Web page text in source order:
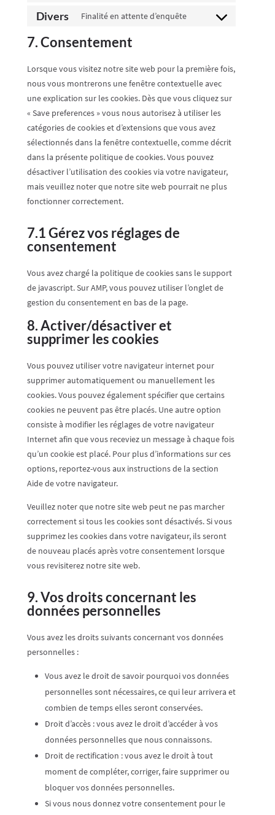
(elegant-
Divers Finalité en attente d’enquête
Consent
divers
7. Consentement
Lorsque vous visitez notre site web pour la première fois,
nous vous montrerons une fenêtre contextuelle avec
une explication sur les cookies. Dès que vous cliquez sur
« Save preferences » vous nous autorisez à utiliser les
catégories de cookies et d’extensions que vous avez
sélectionnés dans la fenêtre contextuelle, comme décrit
dans la présente politique de cookies. Vous pouvez
désactiver l’utilisation des cookies via votre navigateur,
mais veuillez noter que notre site web pourrait ne plus
fonctionner correctement.
7.1 Gérez vos réglages de
consentement
Vous avez chargé la politique de cookies sans le support
de javascript. Sur AMP, vous pouvez utiliser l’onglet de
gestion du consentement en bas de la page.
8. Activer/désactiver et
supprimer les cookies
Vous pouvez utiliser votre navigateur internet pour
supprimer automatiquement ou manuellement les
cookies. Vous pouvez également spécifier que certains
cookies ne peuvent pas être placés. Une autre option
consiste à modifier les réglages de votre navigateur
Internet afin que vous receviez un message à chaque fois
qu’un cookie est placé. Pour plus d’informations sur ces
options, reportez-vous aux instructions de la section
Aide de votre navigateur.
Veuillez noter que notre site web peut ne pas marcher
correctement si tous les cookies sont désactivés. Si vous
supprimez les cookies dans votre navigateur, ils seront
de nouveau placés après votre consentement lorsque
vous revisiterez notre site web.
9. Vos droits concernant les
données personnelles
Vous avez les droits suivants concernant vos données
personnelles :
Vous avez le droit de savoir pourquoi vos données
personnelles sont nécessaires, ce qui leur arrivera et
combien de temps elles seront conservées.
Droit d’accès : vous avez le droit d’accéder à vos
données personnelles que nous connaissons.
Droit de rectification : vous avez le droit à tout
moment de compléter, corriger, faire supprimer ou
bloquer vos données personnelles.
Si vous nous donnez votre consentement pour le